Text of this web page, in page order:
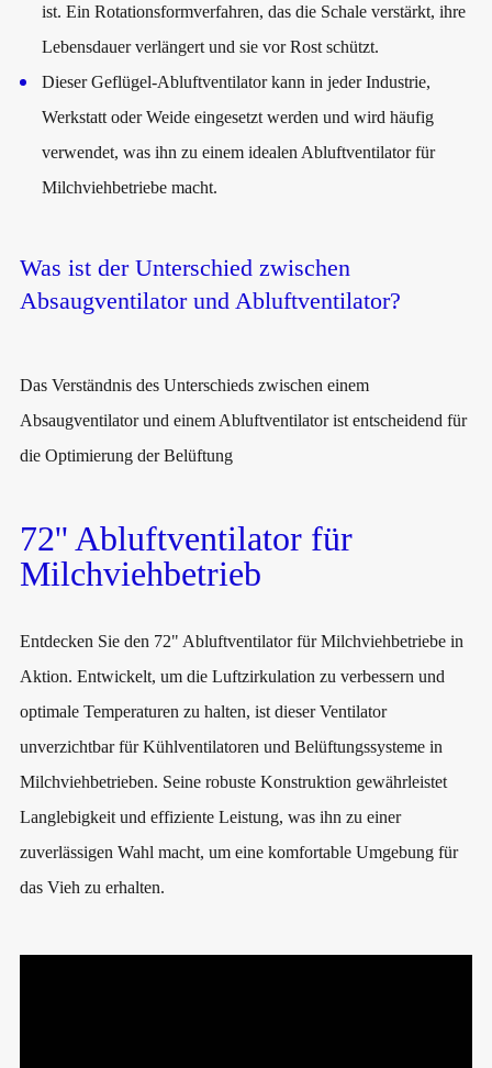
ist. Ein Rotationsformverfahren, das die Schale verstärkt, ihre
Lebensdauer verlängert und sie vor Rost schützt.
DieserGeflügel-Abluftventilatorkann in jeder Industrie,
Werkstatt oder Weide eingesetzt werden und wird häufig
verwendet, was ihn zu einem idealen Abluftventilator für
Milchviehbetriebe macht.
Was ist der Unterschied zwischen
Absaugventilator und Abluftventilator?
Das Verständnis des Unterschieds zwischen einem
Absaugventilator und einem Abluftventilator ist entscheidend für
die Optimierung der Belüftung
72'' Abluftventilator für
Milchviehbetrieb
Entdecken Sie den 72" Abluftventilator für Milchviehbetriebe in
Aktion. Entwickelt, um die Luftzirkulation zu verbessern und
optimale Temperaturen zu halten, ist dieser Ventilator
unverzichtbar für Kühlventilatoren und Belüftungssysteme in
Milchviehbetrieben. Seine robuste Konstruktion gewährleistet
Langlebigkeit und effiziente Leistung, was ihn zu einer
zuverlässigen Wahl macht, um eine komfortable Umgebung für
das Vieh zu erhalten.